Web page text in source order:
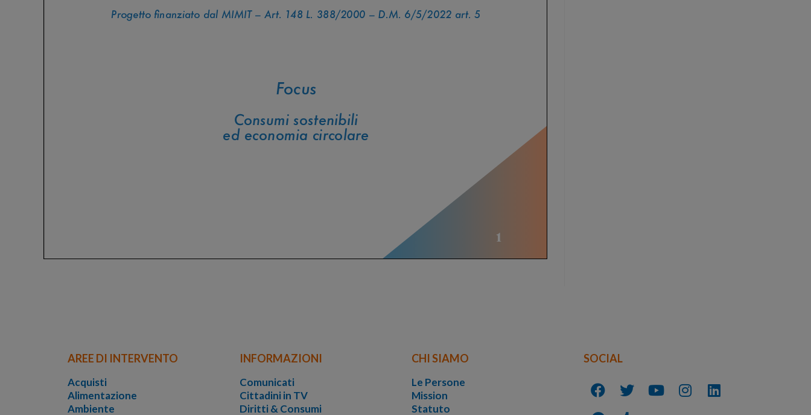
AREE DI INTERVENTO
Acquisti
Alimentazione
Ambiente
INFORMAZIONI
Comunicati
Cittadini in TV
Diritti & Consumi
CHI SIAMO
Le Persone
Mission
Statuto
SOCIAL